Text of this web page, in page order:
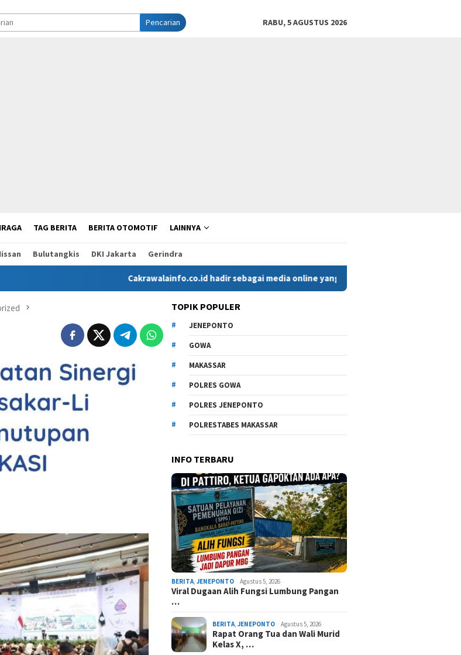
Pencarian RABU, 5 AGUSTUS 2026
TAG BERITA BERITA OTOMOTIF LAINNYA
Bulutangkis DKI Jakarta Gerindra
Cakrawalainfo.co.id hadir sebagai media online yang menyajikan berita cepat, faktual, dan
TOPIK POPULER
JENEPONTO
GOWA
MAKASSAR
POLRES GOWA
POLRES JENEPONTO
POLRESTABES MAKASSAR
INFO TERBARU
BERITA ,JENEPONTO Agustus 5, 2026
Viral Dugaan Alih Fungsi Lumbung Pangan
…
BERITA ,JENEPONTO Agustus 5, 2026
Rapat Orang Tua dan Wali Murid
Kelas X, …